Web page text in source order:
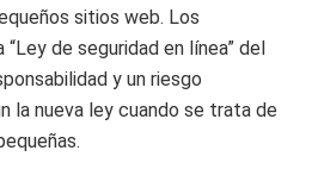
sitios web. Los
de seguridad en línea” del
y un riesgo
la nueva ley cuando se trata de